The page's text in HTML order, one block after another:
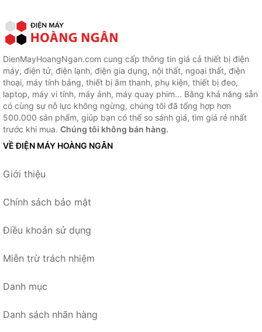
DienMayHoangNgan.com cung cấp thông tin giá cả thiết bị điện
máy, điện tử, điện lạnh, điện gia dụng, nội thất, ngoại thất, điện
thoại, máy tính bảng, thiết bị âm thanh, phụ kiện, thiết bị đeo,
laptop, máy vi tính, máy ảnh, máy quay phim... Bằng khả năng sẵn
có cùng sự nỗ lực không ngừng, chúng tôi đã tổng hợp hơn
500.000 sản phẩm, giúp bạn có thể so sánh giá, tìm giá rẻ nhất
trước khi mua. Chúng tôi không bán hàng.
VỀ ĐIỆN MÁY HOÀNG NGÂN
Giới thiệu
Chính sách bảo mật
Điều khoản sử dụng
Miễn trừ trách nhiệm
Danh mục
Danh sách nhãn hàng